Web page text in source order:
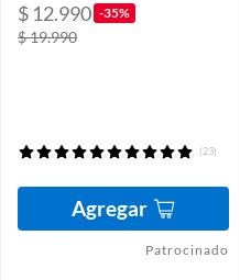
$ 12.990 -35%
$ 19.990
(23)
Agregar
Patrocinado